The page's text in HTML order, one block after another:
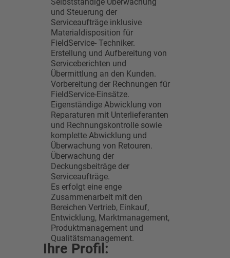
Selbstständige Überwachung
und Steuerung der
Serviceaufträge inklusive
Materialdisposition für
FieldService- Techniker.
Erstellung und Aufbereitung von
Serviceberichten und
Übermittlung an den Kunden.
Vorbereitung der Rechnungen für
FieldService-Einsätze.
Eigenständige Abwicklung von
Reparaturen mit Unterlieferanten
und Rechnungskontrolle sowie
komplette Abwicklung und
Überwachung von Retouren.
Überwachung der
Deckungsbeiträge der
Serviceaufträge.
Es erfolgt eine enge
Zusammenarbeit mit den
Bereichen Vertrieb, Einkauf,
Entwicklung, Marktmanagement,
Produktmanagement und
Qualitätsmanagement.
Ihre Profil: